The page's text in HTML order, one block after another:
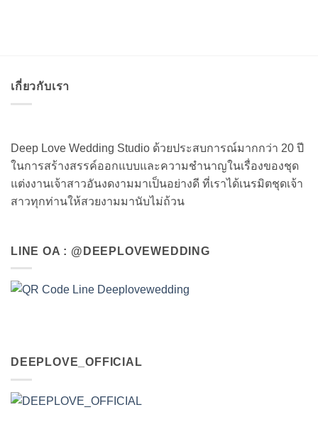
เกี่ยวกับเรา
Deep Love Wedding Studio ด้วยประสบการณ์มากกว่า 20 ปี
ในการสร้างสรรค์ออกแบบและความชำนาญในเรื่องของชุด
แต่งงานเจ้าสาวอันงดงามมาเป็นอย่างดี ที่เราได้เนรมิตชุดเจ้า
สาวทุกท่านให้สวยงามมานับไม่ถ้วน
LINE OA : @DEEPLOVEWEDDING
DEEPLOVE_OFFICIAL